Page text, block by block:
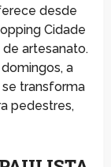
desde
Cidade
artesanato.
a
transforma
pedestres,